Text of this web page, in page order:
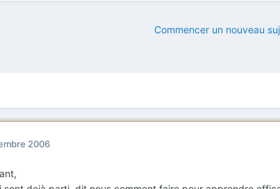
Commencer un nouveau
2006